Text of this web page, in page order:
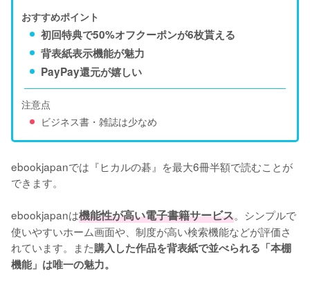
おすすめポイント
初回特典で50%オフクーポンが6枚貰える
背表紙表示機能が魅力
PayPay還元が嬉しい
注意点
ビジネス書・雑誌は少なめ
ebookjapanでは『ヒカルの碁』を最大6冊半額で読むことが
できます。
ebookjapanは機能性が高い電子書籍サービス。シンプルで
使いやすいホーム画面や、制度が高い検索機能などが評価さ
れています。また購入した作品を背表紙で並べられる「本棚
機能」は唯一の魅力。